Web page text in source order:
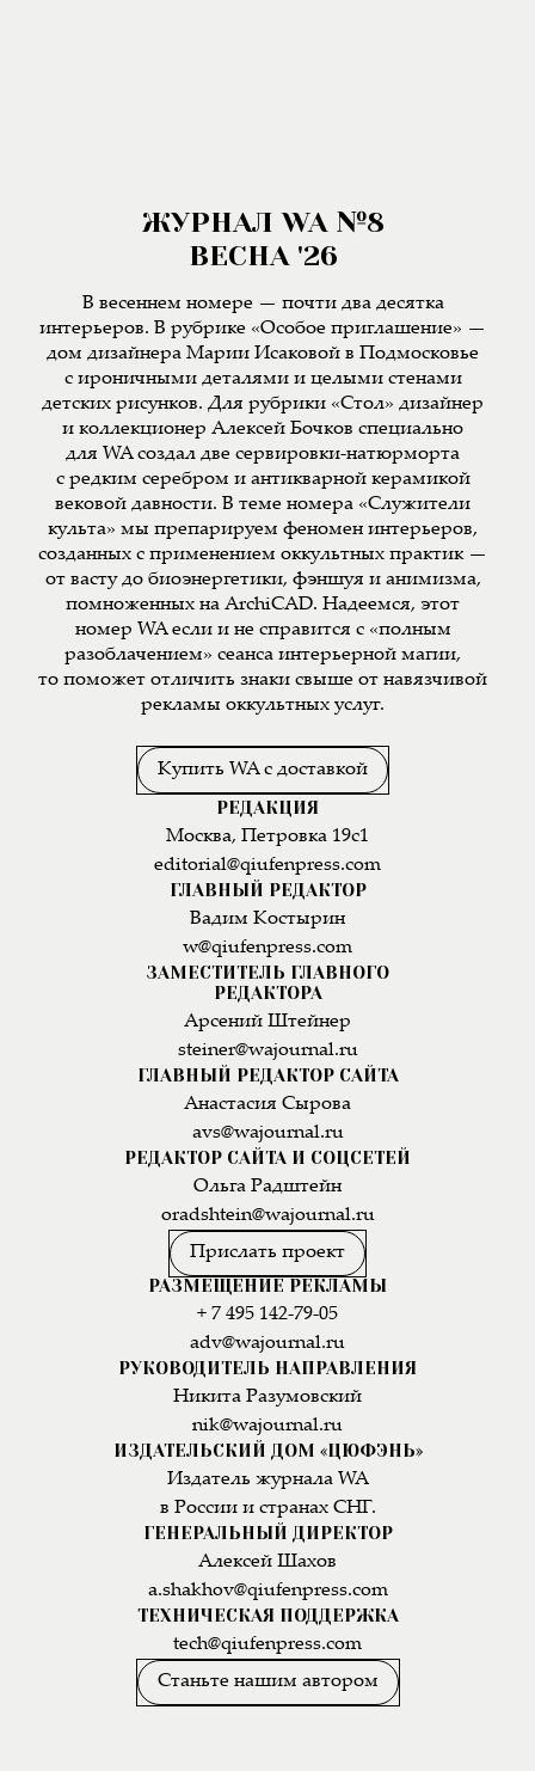
ЖУРНАЛ WA №8
ВЕСНА '26
В весеннем номере — почти два десятка
интерьеров. В рубрике «Особое приглашение» —
дом дизайнера Марии Исаковой в Подмосковье
с ироничными деталями и целыми стенами
детских рисунков. Для рубрики «Стол» дизайнер
и коллекционер Алексей Бочков специально
для WA создал две сервировки-натюрморта
с редким серебром и антикварной керамикой
вековой давности. В теме номера «Служители
культа» мы препарируем феномен интерьеров,
созданных с применением оккультных практик —
от васту до биоэнергетики, фэншуя и анимизма,
помноженных на ArchiCAD. Надеемся, этот
номер WA если и не справится с «полным
разоблачением» сеанса интерьерной магии,
то поможет отличить знаки свыше от навязчивой
рекламы оккультных услуг.
Купить WA с доставкой
РЕДАКЦИЯ
Москва, Петровка 19с1
editorial@qiufenpress.com
ГЛАВНЫЙ РЕДАКТОР
Вадим Костырин
w@qiufenpress.com
ЗАМЕСТИТЕЛЬ ГЛАВНОГО
РЕДАКТОРА
Арсений Штейнер
steiner@wajournal.ru
ГЛАВНЫЙ РЕДАКТОР САЙТА
Анастасия Сырова
avs@wajournal.ru
РЕДАКТОР САЙТА И СОЦСЕТЕЙ
Ольга Радштейн
oradshtein@wajournal.ru
Прислать проект
РАЗМЕЩЕНИЕ РЕКЛАМЫ
+ 7 495 142-79-05
adv@wajournal.ru
РУКОВОДИТЕЛЬ НАПРАВЛЕНИЯ
Никита Разумовский
nik@wajournal.ru
ИЗДАТЕЛЬСКИЙ ДОМ «ЦЮФЭНЬ»
Издатель журнала WA
в России и странах СНГ.
ГЕНЕРАЛЬНЫЙ ДИРЕКТОР
Алексей Шахов
a.shakhov@qiufenpress.com
ТЕХНИЧЕСКАЯ ПОДДЕРЖКА
tech@qiufenpress.com
Станьте нашим автором